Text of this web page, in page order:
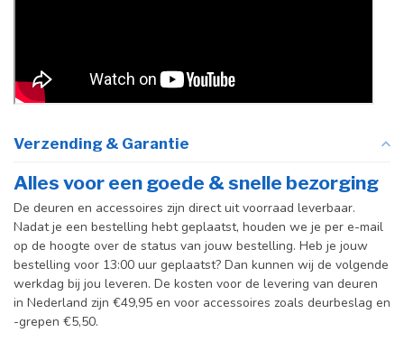
Verzending & Garantie
Alles voor een goede & snelle bezorging
De deuren en accessoires zijn direct uit voorraad leverbaar.
Nadat je een bestelling hebt geplaatst, houden we je per e-mail
op de hoogte over de status van jouw bestelling. Heb je jouw
bestelling voor 13:00 uur geplaatst? Dan kunnen wij de volgende
werkdag bij jou leveren. De kosten voor de levering van deuren
in Nederland zijn €49,95 en voor accessoires zoals deurbeslag en
-grepen €5,50.